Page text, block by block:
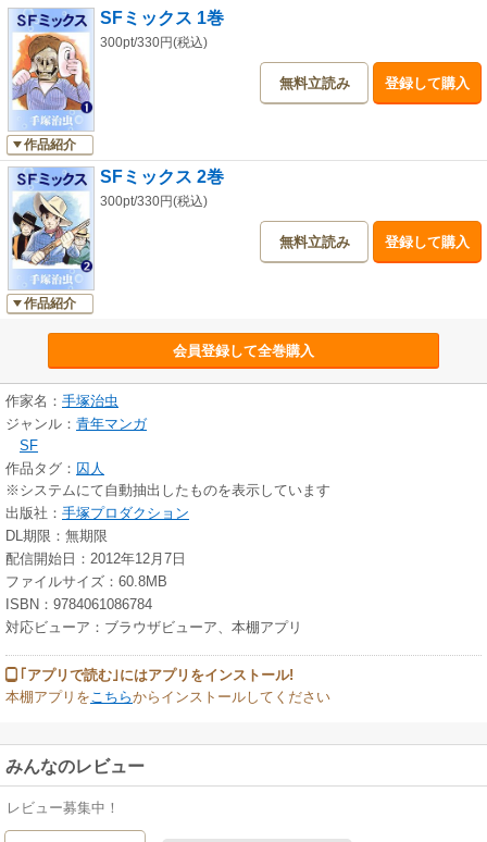
作品紹介
SFミックス 1巻
300pt/330円(税込)
無料立読み 登録して購入
作品紹介
SFミックス 2巻
300pt/330円(税込)
無料立読み 登録して購入
会員登録して全巻購入
作家名： 手塚治虫
ジャンル： 青年マンガ
SF
作品タグ： 囚人
※システムにて自動抽出したものを表示しています
出版社： 手塚プロダクション
DL期限：無期限
配信開始日：2012年12月7日
ファイルサイズ：60.8MB
ISBN：9784061086784
対応ビューア：ブラウザビューア、本棚アプリ
｢アプリで読む｣にはアプリをインストール!
本棚アプリをこちらからインストールしてください
みんなのレビュー
レビュー募集中！